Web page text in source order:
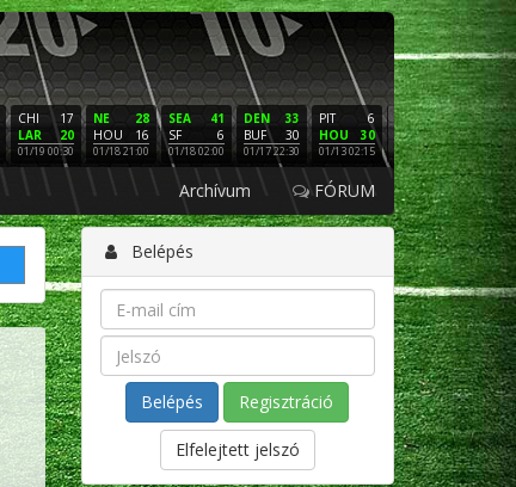
17
CHI
20
LAR
01/19 00:30
28
NE
16
HOU
01/18 21:00
41
SEA
6
SF
01/18 02:00
33
DEN
30
BUF
01/17 22:30
6
PIT
30
HOU
01/13 02:15
16
NE
3
LAC
01/12 02:00
PHI
SF
01/11
Archívum FÓRUM
Belépés
Regisztráció
Elfelejtett jelszó